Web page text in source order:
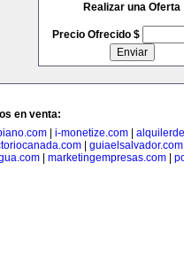
Realizar una Oferta
Precio Ofrecido $
en venta:
i-monetize.com
guiaelsalvador.com
marketingempresas.com